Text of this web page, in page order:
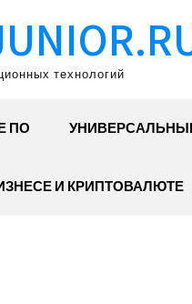
технологий
ПО
И КРИПТОВАЛЮТЕ